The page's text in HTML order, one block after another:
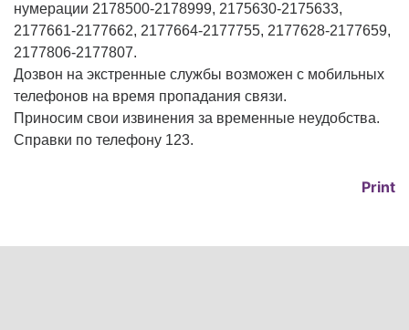
нумерации 2178500-2178999, 2175630-2175633,
2177661-2177662, 2177664-2177755, 2177628-2177659,
2177806-2177807.
Дозвон на экстренные службы возможен с мобильных
телефонов на время пропадания связи.
Приносим свои извинения за временные неудобства.
Справки по телефону 123.
Print